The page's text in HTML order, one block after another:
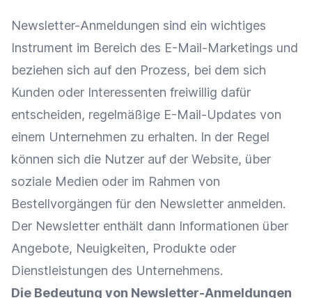
Newsletter-Anmeldungen sind ein wichtiges
Instrument im Bereich des E-Mail-Marketings und
beziehen sich auf den Prozess, bei dem sich
Kunden oder Interessenten freiwillig dafür
entscheiden, regelmäßige E-Mail-Updates von
einem Unternehmen zu erhalten. In der Regel
können sich die Nutzer auf der Website, über
soziale Medien oder im Rahmen von
Bestellvorgängen für den Newsletter anmelden.
Der Newsletter enthält dann Informationen über
Angebote, Neuigkeiten, Produkte oder
Dienstleistungen des Unternehmens.
Die Bedeutung von Newsletter-Anmeldungen